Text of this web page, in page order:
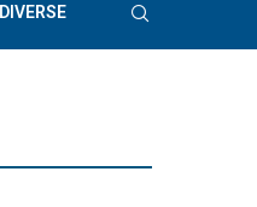
DIVERSE